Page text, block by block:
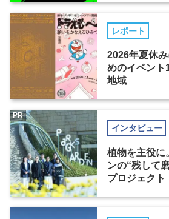
レポート
2026年夏休
めのイベント
地域
インタビュー
植物を主役に
ンの“残して
プロジェクト
PR